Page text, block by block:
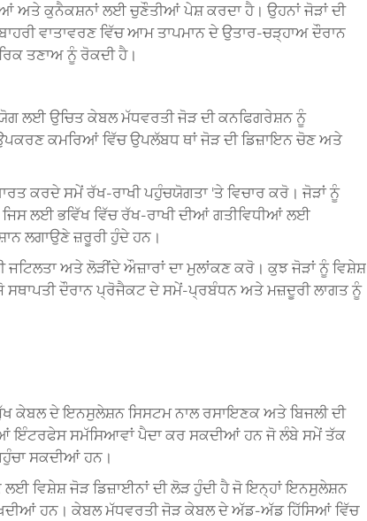
ਅਤੇ ਕੁਨੈਕਸ਼ਨਾਂ ਲਈ ਚੁਣੌਤੀਆਂ ਪੇਸ਼ ਕਰਦਾ ਹੈ। ਉਹਨਾਂ ਜੋੜਾਂ ਦੀ
ਵਾਤਾਵਰਣ ਵਿੱਚ ਆਮ ਤਾਪਮਾਨ ਦੇ ਉਤਾਰ-ਚੜ੍ਹਾਅ ਦੌਰਾਨ
ਤਣਾਅ ਨੂੰ ਰੋਕਦੀ ਹੈ।
ਲਈ ਉਚਿਤ ਕੇਬਲ ਮੱਧਵਰਤੀ ਜੋੜ ਦੀ ਕਨਫਿਗਰੇਸ਼ਨ ਨੂੰ
ਕਮਰਿਆਂ ਵਿੱਚ ਉਪਲੱਬਧ ਥਾਂ ਜੋੜ ਦੀ ਡਿਜ਼ਾਇਨ ਚੋਣ ਅਤੇ
ਕਰਦੇ ਸਮੇਂ ਰੱਖ-ਰਾਖੀ ਪਹੁੰਚਯੋਗਤਾ 'ਤੇ ਵਿਚਾਰ ਕਰੋ। ਜੋੜਾਂ ਨੂੰ
ਜਿਸ ਲਈ ਭਵਿੱਖ ਵਿੱਚ ਰੱਖ-ਰਾਖੀ ਦੀਆਂ ਗਤੀਵਿਧੀਆਂ ਲਈ
ਲਗਾਉਣੇ ਜ਼ਰੂਰੀ ਹੁੰਦੇ ਹਨ।
ਅਤੇ ਲੋੜੀਂਦੇ ਔਜ਼ਾਰਾਂ ਦਾ ਮੁਲਾਂਕਣ ਕਰੋ। ਕੁਝ ਜੋੜਾਂ ਨੂੰ ਵਿਸ਼ੇਸ਼
ਸਥਾਪਤੀ ਦੌਰਾਨ ਪ੍ਰੋਜੈਕਟ ਦੇ ਸਮੇਂ-ਪ੍ਰਬੰਧਨ ਅਤੇ ਮਜ਼ਦੂਰੀ ਲਾਗਤ ਨੂੰ
ਦੇ ਇਨਸੁਲੇਸ਼ਨ ਸਿਸਟਮ ਨਾਲ ਰਸਾਇਣਕ ਅਤੇ ਬਿਜਲੀ ਦੀ
ਇੰਟਰਫੇਸ ਸਮੱਸਿਆਵਾਂ ਪੈਦਾ ਕਰ ਸਕਦੀਆਂ ਹਨ ਜੋ ਲੰਬੇ ਸਮੇਂ ਤੱਕ
ਸਕਦੀਆਂ ਹਨ।
ਵਿਸ਼ੇਸ਼ ਜੋੜ ਡਿਜ਼ਾਈਨਾਂ ਦੀ ਲੋੜ ਹੁੰਦੀ ਹੈ ਜੋ ਇਨ੍ਹਾਂ ਇਨਸੁਲੇਸ਼ਨ
ਹਨ। ਕੇਬਲ ਮੱਧਵਰਤੀ ਜੋੜਕੇਬਲ ਦੇ ਅੱਡ-ਅੱਡ ਹਿੱਸਿਆਂ ਵਿੱਚ